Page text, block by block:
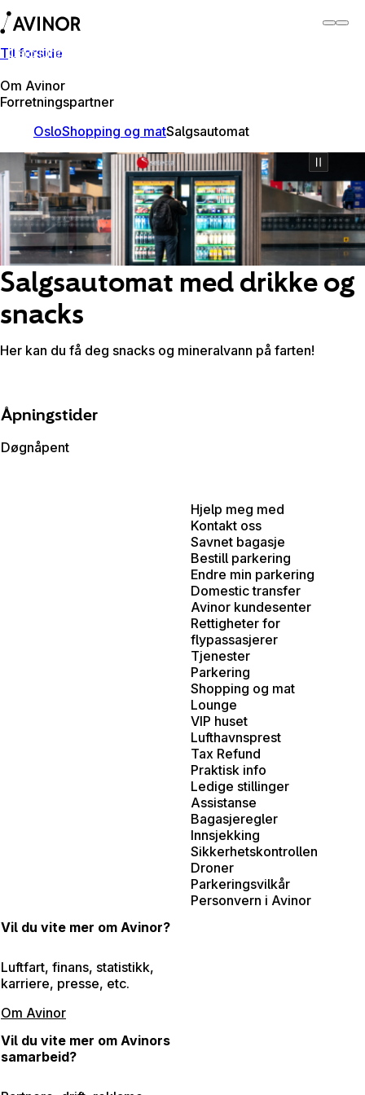
Til forside
Om Avinor
Forretningspartner
Oslo lufthavn
OsloShopping og matSalgsautomat
Salgsautomat med drikke og
snacks
Her kan du få deg snacks og mineralvann på farten!
Åpningstider
Døgnåpent
Hjelp meg med
Kontakt oss
Savnet bagasje
Bestill parkering
Endre min parkering
Domestic transfer
Avinor kundesenter
Rettigheter for
flypassasjerer
Tjenester
Parkering
Shopping og mat
Lounge
VIP huset
Lufthavnsprest
Tax Refund
Praktisk info
Ledige stillinger
Assistanse
Bagasjeregler
Innsjekking
Sikkerhetskontrollen
Droner
Parkeringsvilkår
Personvern i Avinor
Vil du vite mer om Avinor?
Luftfart, finans, statistikk,
karriere, presse, etc.
Om Avinor
Vil du vite mer om Avinors
samarbeid?